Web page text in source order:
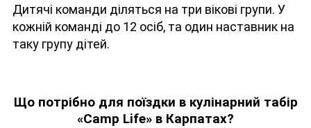
Дитячі команди діляться на три вікові групи. У
кожній команді до 12 осіб, та один наставник на
таку групу дітей.
Що потрібно для поїздки в кулінарний табір
«Camp Life» в Карпатах?